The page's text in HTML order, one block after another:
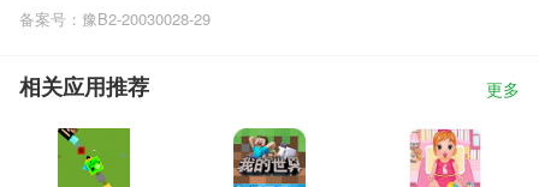
备案号：豫B2-20030028-29
相关应用推荐 更多